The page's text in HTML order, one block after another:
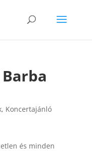
, Koncertajánló
és minden